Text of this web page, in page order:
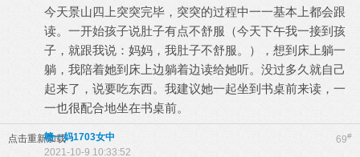
今天景山四上突突完毕，突突的过程中一一基本上都会跟
读。一开始孩子说肚子有点不舒服（今天下午我一接到孩
子，就跟我说：妈妈，我肚子不舒服。），想到床上躺一
躺，我陪着她到床上边躺着边读给她听。没过多久就自己
起来了，说要吃东西。我建议她一起坐到书桌前来读，一
一也很配合地坐在书桌前。
点击重新加载 69#
赣一妈1703女中
2021-10-9 10:33:52